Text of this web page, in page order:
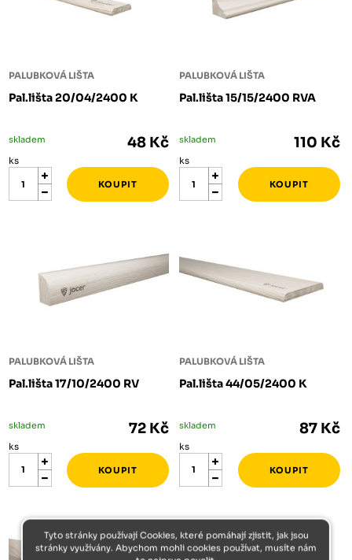
PALUBKOVÁ LIŠTA
Pal.lišta 20/04/2400 K
skladem 48 Kč
ks
PALUBKOVÁ LIŠTA
Pal.lišta 15/15/2400 RVA
skladem 110 Kč
ks
PALUBKOVÁ LIŠTA
Pal.lišta 17/10/2400 RV
skladem 72 Kč
ks
PALUBKOVÁ LIŠTA
Pal.lišta 44/05/2400 K
skladem 87 Kč
ks
Tyto stránky používají Cookies, které pomáhají zjistit, jak jsou
stránky využívány. Abychom mohli cookies používat, musíte nám